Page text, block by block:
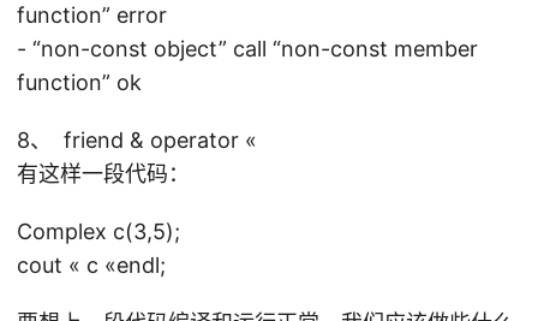
function” error
- “non-const object” call “non-const member
function” ok
8、 friend & operator «
有这样一段代码：
Complex c(3,5);
cout « c «endl;